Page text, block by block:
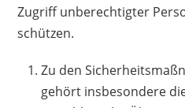
Zugriff unberechtigter
schützen.
Zu den
gehört insbesondere